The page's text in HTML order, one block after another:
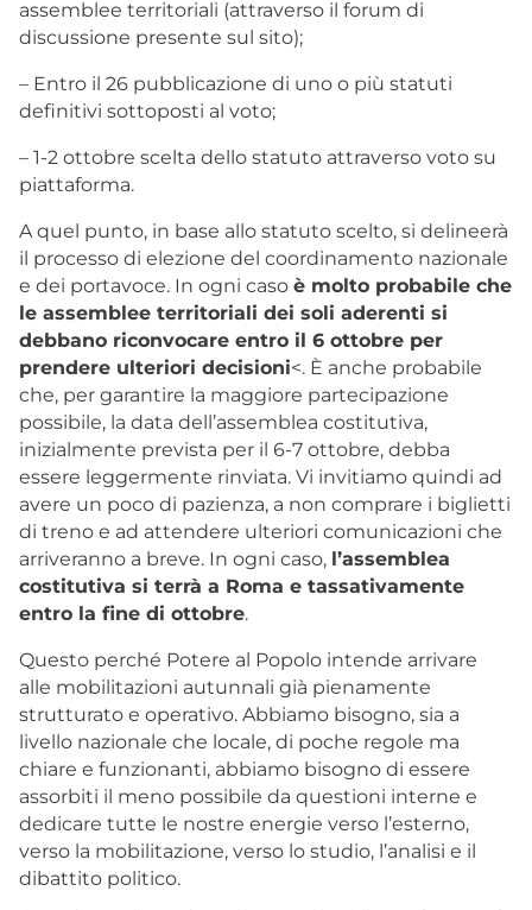
assemblee territoriali (attraverso il forum di
discussione presente sul sito);
– Entro il 26 pubblicazione di uno o più statuti
definitivi sottoposti al voto;
– 1-2 ottobre scelta dello statuto attraverso voto su
piattaforma.
A quel punto, in base allo statuto scelto, si delineerà
il processo di elezione del coordinamento nazionale
e dei portavoce. In ogni caso è molto probabile che
le assemblee territoriali dei soli aderenti si
debbano riconvocare entro il 6 ottobre per
prendere ulteriori decisioni<. È anche probabile
che, per garantire la maggiore partecipazione
possibile, la data dell’assemblea costitutiva,
inizialmente prevista per il 6-7 ottobre, debba
essere leggermente rinviata. Vi invitiamo quindi ad
avere un poco di pazienza, a non comprare i biglietti
di treno e ad attendere ulteriori comunicazioni che
arriveranno a breve. In ogni caso, l’assemblea
costitutiva si terrà a Roma e tassativamente
entro la fine di ottobre.
Questo perché Potere al Popolo intende arrivare
alle mobilitazioni autunnali già pienamente
strutturato e operativo. Abbiamo bisogno, sia a
livello nazionale che locale, di poche regole ma
chiare e funzionanti, abbiamo bisogno di essere
assorbiti il meno possibile da questioni interne e
dedicare tutte le nostre energie verso l’esterno,
verso la mobilitazione, verso lo studio, l’analisi e il
dibattito politico.